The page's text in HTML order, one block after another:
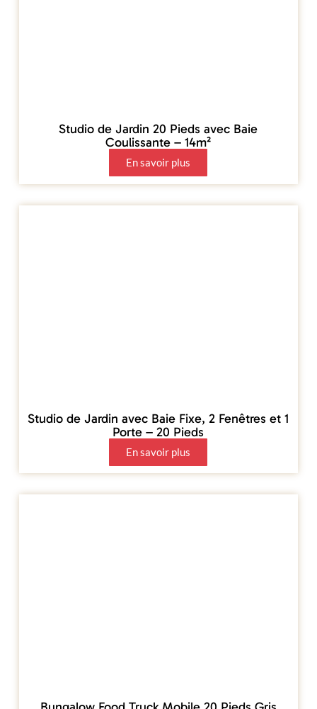
Studio de Jardin 20 Pieds avec Baie
Coulissante – 14m²
En savoir plus
Studio de Jardin avec Baie Fixe, 2 Fenêtres et 1
Porte – 20 Pieds
En savoir plus